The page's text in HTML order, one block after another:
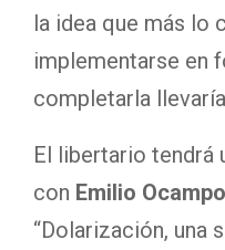
la idea que más lo
implementarse en
completarla
El libertario tendrá
con Emilio Ocampo
“Dolarización, una